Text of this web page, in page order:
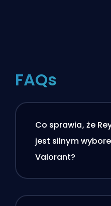
FAQs
Co sprawia, że
jest silnym
Valorant?